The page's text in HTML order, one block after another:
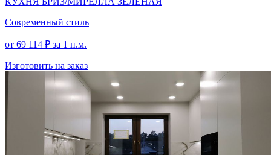
Современный стиль
от 69 114 ₽ за 1 п.м.
Изготовить на заказ